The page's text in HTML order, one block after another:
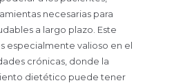
necesarias para
a largo plazo. Este
especialmente valioso en el
crónicas, donde la
dietético puede tener